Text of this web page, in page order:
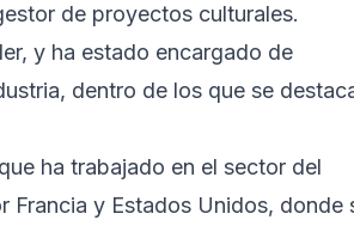
de proyectos culturales.
y ha estado encargado de
dentro de los que se
ha trabajado en el sector del
Francia y Estados Unidos, donde